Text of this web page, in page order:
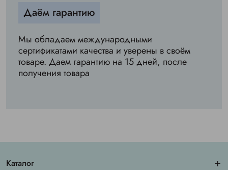
Даём гарантию
Мы обладаем международными
сертификатами качества и уверены в своём
товаре. Даем гарантию на 15 дней, после
получения товара
Каталог